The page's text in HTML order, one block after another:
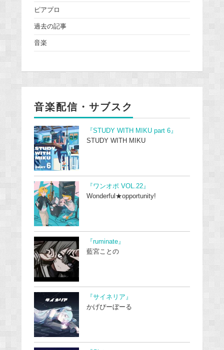
ピアプロ
過去の記事
音楽
音楽配信・サブスク
『STUDY WITH MIKU part 6』
STUDY WITH MIKU
『ワンオポ VOL.22』
Wonderful★opportunity!
『ruminate』
藍宮ことの
『サイネリア』
かげぴーぼーる